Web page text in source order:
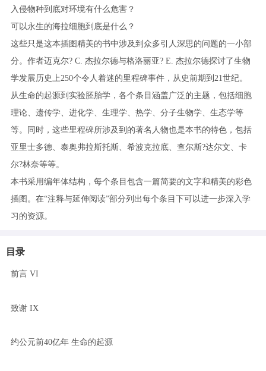
入侵物种到底对环境有什么危害？
可以永生的海拉细胞到底是什么？
这些只是这本插图精美的书中涉及到众多引人深思的问题的一小部
分。作者迈克尔? C. 杰拉尔德与格洛丽亚? E. 杰拉尔德探讨了生物
学发展历史上250个令人着迷的里程碑事件，从史前期到21世纪。
从生命的起源到实验胚胎学，各个条目涵盖广泛的主题，包括细胞
理论、遗传学、进化学、生理学、热学、分子生物学、生态学等
等。同时，这些里程碑所涉及到的著名人物也是本书的特色，包括
亚里士多德、泰奥弗拉斯托斯、希波克拉底、查尔斯?达尔文、卡
尔?林奈等等。
本书采用编年体结构，每个条目包含一篇简要的文字和精美的彩色
插图。在“注释与延伸阅读”部分列出每个条目下可以进一步深入学
习的资源。
目录
前言 VI
致谢 IX
约公元前40亿年 生命的起源